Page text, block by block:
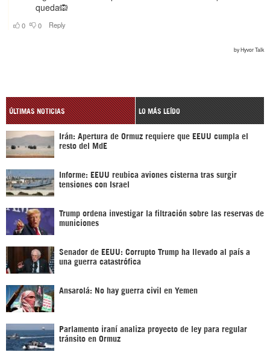
ÚLTIMAS NOTICIAS LO MÁS LEÍDO
Irán: Apertura de Ormuz requiere que EEUU cumpla el
resto del MdE
Informe: EEUU reubica aviones cisterna tras surgir
tensiones con Israel
Trump ordena investigar la filtración sobre las reservas de
municiones
Senador de EEUU: Corrupto Trump ha llevado al país a
una guerra catastrófica
Ansarolá: No hay guerra civil en Yemen
Parlamento iraní analiza proyecto de ley para regular
tránsito en Ormuz